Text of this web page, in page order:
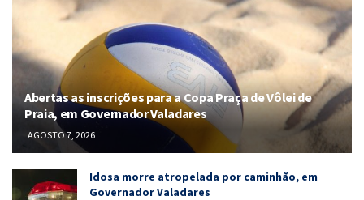
Abertas as inscrições para a Copa Praça de Vôlei de
Praia, em Governador Valadares
AGOSTO 7, 2026
Idosa morre atropelada por caminhão, em
Governador Valadares